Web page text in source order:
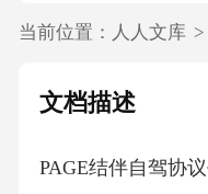
当前位置： 人人文库 >
文档描述
PAGE结伴自驾协